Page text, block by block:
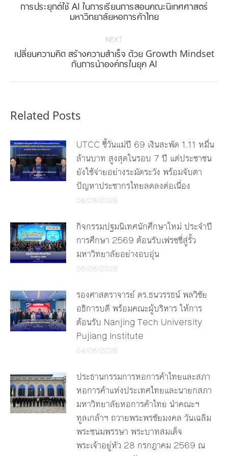
Previous
post:
การประยุกต์ใช้ AI ในการเรียนการสอนคณะนิเทศศาสตร์
มหาวิทยาลัยหอการค้าไทย
NEXT
Next
post:
เปลี่ยนความคิด สร้างความสำเร็จ ด้วย Growth Mindset
กับการนำองค์กรในยุค AI
Related Posts
UTCC ชี้วันแม่ปี 69 เงินสะพัด 1.11 หมื่น
ล้านบาท สูงสุดในรอบ 7 ปี แต่ประชาชน
ยังใช้จ่ายอย่างระมัดระวัง พร้อมจับตา
ปัญหาประชากรไทยลดลงต่อเนื่อง
06/08/2026
กิจกรรมปฐมนิเทศนักศึกษาใหม่ ประจำปี
การศึกษา 2569 ต้อนรับเฟรชชี่สู่รั้ว
มหาวิทยาลัยอย่างอบอุ่น
06/08/2026
รองศาสตราจารย์ ดร.ธนวรรธน์ พลวิชัย
อธิการบดี พร้อมคณะผู้บริหาร ให้การ
ต้อนรับ Nanjing Tech University
Pujiang Institute
04/08/2026
ประธานกรรมการหอการค้าไทยและสภา
หอการค้าแห่งประเทศไทยและนายกสภา
มหาวิทยาลัยหอการค้าไทย นำคณะฯ
ทูลเกล้าฯ ถวายพระพรชัยมงคล วันเฉลิม
พระชนมพรรษา พระบาทสมเด็จ
พระเจ้าอยู่หัว 28 กรกฎาคม 2569 ณ